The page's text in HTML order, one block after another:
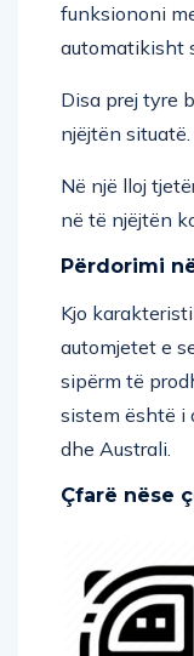
funksiononi
automatikisht
Disa prej tyre
njëjtën situatë.
Në një lloj
në të njëjtën
Përdorimi
Kjo
automjetet e
sipërm të
sistem është i
dhe Australi.
Çfarë nëse